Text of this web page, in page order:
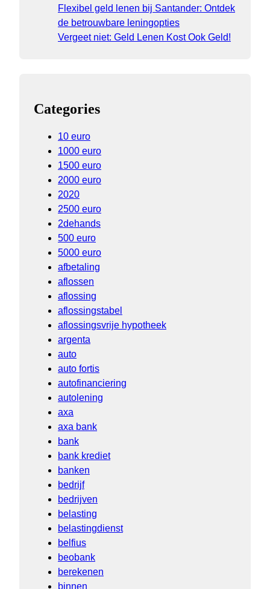
Flexibel geld lenen bij Santander: Ontdek
de betrouwbare leningopties
Vergeet niet: Geld Lenen Kost Ook Geld!
Categories
10 euro
1000 euro
1500 euro
2000 euro
2020
2500 euro
2dehands
500 euro
5000 euro
afbetaling
aflossen
aflossing
aflossingstabel
aflossingsvrije hypotheek
argenta
auto
auto fortis
autofinanciering
autolening
axa
axa bank
bank
bank krediet
banken
bedrijf
bedrijven
belasting
belastingdienst
belfius
beobank
berekenen
binnen